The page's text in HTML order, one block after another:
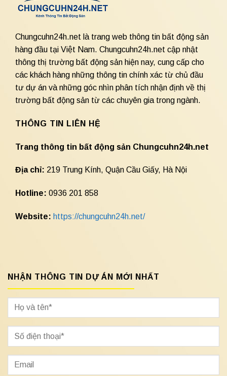
Chungcuhn24h.net là trang web thông tin bất động sản
hàng đầu tại Việt Nam. Chungcuhn24h.net cập nhật
thông thị trường bất động sản hiện nay, cung cấp cho
các khách hàng những thông tin chính xác từ chủ đầu
tư dự án và những góc nhìn phân tích nhận định về thị
trường bất động sản từ các chuyên gia trong ngành.
THÔNG TIN LIÊN HỆ
Trang thông tin bất động sản Chungcuhn24h.net
Địa chỉ: 219 Trung Kính, Quận Cầu Giấy, Hà Nội
Hotline: 0936 201 858
Website: https://chungcuhn24h.net/
NHẬN THÔNG TIN DỰ ÁN MỚI NHẤT